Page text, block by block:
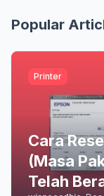
Popular
Printer
Cara
(Masa
Telah